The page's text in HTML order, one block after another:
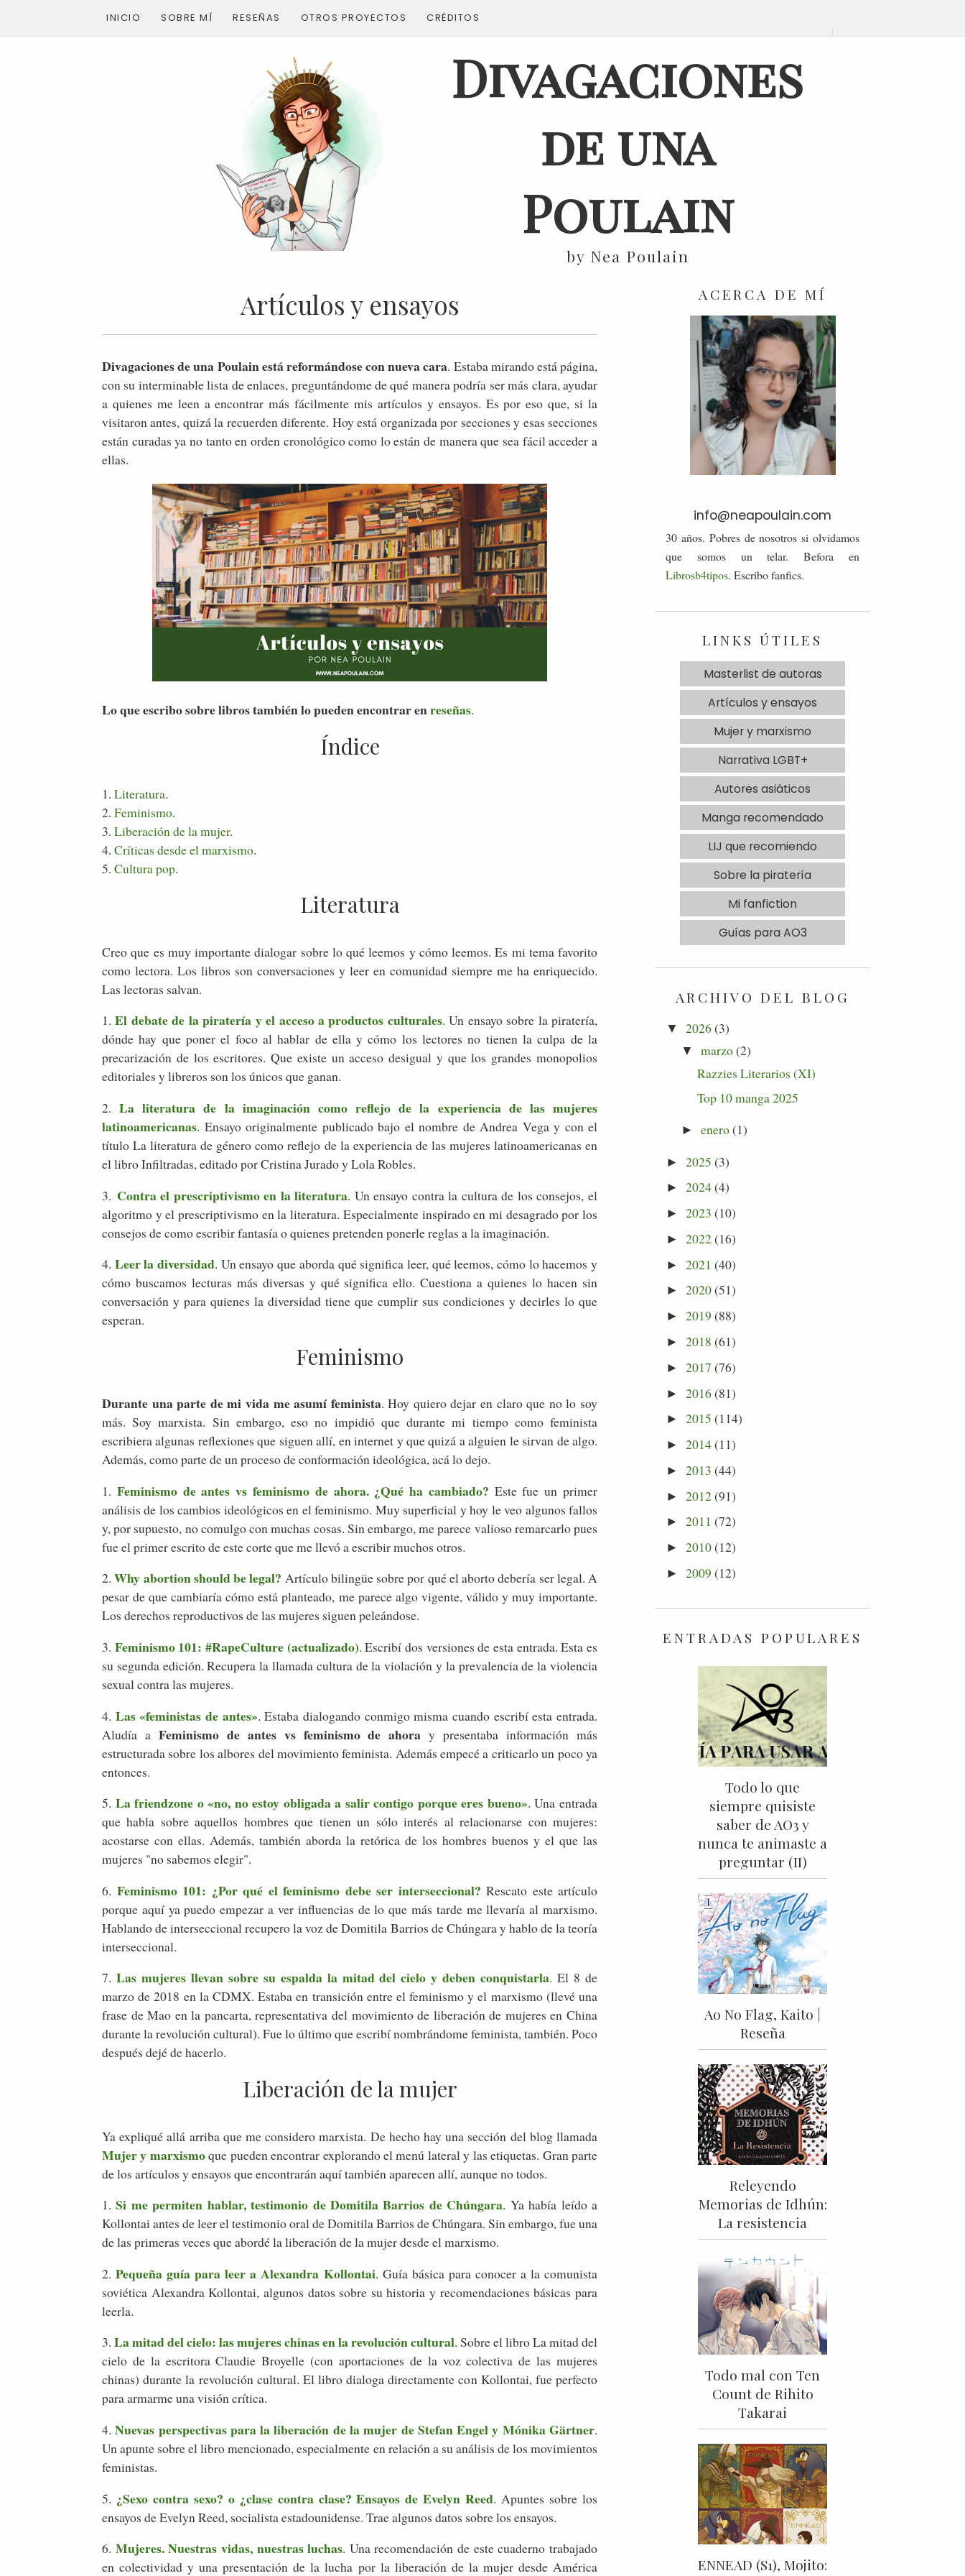
INICIO SOBRE MÍ RESEÑAS OTROS PROYECTOS CRÉDITOS
Divagaciones
de una
Poulain
by Nea Poulain
Artículos y ensayos
Divagaciones de una Poulain está reformándose con nueva cara. Estaba mirando está página,
con su interminable lista de enlaces, preguntándome de qué manera podría ser más clara, ayudar
a quienes me leen a encontrar más fácilmente mis artículos y ensayos. Es por eso que, si la
visitaron antes, quizá la recuerden diferente. Hoy está organizada por secciones y esas secciones
están curadas ya no tanto en orden cronológico como lo están de manera que sea fácil acceder a
ellas.
Lo que escribo sobre libros también lo pueden encontrar enreseñas.
Índice
1. Literatura.
2. Feminismo.
3. Liberación de la mujer.
4. Críticas desde el marxismo.
5. Cultura pop.
Literatura
Creo que es muy importante dialogar sobre lo qué leemos y cómo leemos. Es mi tema favorito
como lectora. Los libros son conversaciones y leer en comunidad siempre me ha enriquecido.
Las lectoras salvan.
1.El debate de la piratería y el acceso a productos culturales. Un ensayo sobre la piratería,
dónde hay que poner el foco al hablar de ella y cómo los lectores no tienen la culpa de la
precarización de los escritores. Que existe un acceso desigual y que los grandes monopolios
editoriales y libreros son los únicos que ganan.
2. La literatura de la imaginación como reflejo de la experiencia de las mujeres
latinoamericanas. Ensayo originalmente publicado bajo el nombre de Andrea Vega y con el
título La literatura de género como reflejo de la experiencia de las mujeres latinoamericanas en
el libro Infiltradas, editado por Cristina Jurado y Lola Robles.
3. Contra el prescriptivismo en la literatura. Un ensayo contra la cultura de los consejos, el
algoritmo y el prescriptivismo en la literatura. Especialmente inspirado en mi desagrado por los
consejos de como escribir fantasía o quienes pretenden ponerle reglas a la imaginación.
4. Leer la diversidad. Un ensayo que aborda qué significa leer, qué leemos, cómo lo hacemos y
cómo buscamos lecturas más diversas y qué significa ello. Cuestiona a quienes lo hacen sin
conversación y para quienes la diversidad tiene que cumplir sus condiciones y decirles lo que
esperan.
Feminismo
Durante una parte de mi vida me asumí feminista. Hoy quiero dejar en claro que no lo soy
más. Soy marxista. Sin embargo, eso no impidió que durante mi tiempo como feminista
escribiera algunas reflexiones que siguen allí, en internet y que quizá a alguien le sirvan de algo.
Además, como parte de un proceso de conformación ideológica, acá lo dejo.
1. Feminismo de antes vs feminismo de ahora. ¿Qué ha cambiado? Este fue un primer
análisis de los cambios ideológicos en el feminismo. Muy superficial y hoy le veo algunos fallos
y, por supuesto, no comulgo con muchas cosas. Sin embargo, me parece valioso remarcarlo pues
fue el primer escrito de este corte que me llevó a escribir muchos otros.
2.Why abortion should be legal? Artículo bilingüe sobre por qué el aborto debería ser legal. A
pesar de que cambiaría cómo está planteado, me parece algo vigente, válido y muy importante.
Los derechos reproductivos de las mujeres siguen peleándose.
3. Feminismo 101: #RapeCulture (actualizado). Escribí dos versiones de esta entrada. Esta es
su segunda edición. Recupera la llamada cultura de la violación y la prevalencia de la violencia
sexual contra las mujeres.
4. Las «feministas de antes». Estaba dialogando conmigo misma cuando escribí esta entrada.
Aludía a Feminismo de antes vs feminismo de ahora y presentaba información más
estructurada sobre los albores del movimiento feminista. Además empecé a criticarlo un poco ya
entonces.
5. La friendzone o «no, no estoy obligada a salir contigo porque eres bueno». Una entrada
que habla sobre aquellos hombres que tienen un sólo interés al relacionarse con mujeres:
acostarse con ellas. Además, también aborda la retórica de los hombres buenos y el que las
mujeres "no sabemos elegir".
6. Feminismo 101: ¿Por qué el feminismo debe ser interseccional? Rescato este artículo
porque aquí ya puedo empezar a ver influencias de lo que más tarde me llevaría al marxismo.
Hablando de interseccional recupero la voz de Domitila Barrios de Chúngara y hablo de la teoría
interseccional.
7. Las mujeres llevan sobre su espalda la mitad del cielo y deben conquistarla. El 8 de
marzo de 2018 en la CDMX. Estaba en transición entre el feminismo y el marxismo (llevé una
frase de Mao en la pancarta, representativa del movimiento de liberación de mujeres en China
durante la revolución cultural). Fue lo último que escribí nombrándome feminista, también. Poco
después dejé de hacerlo.
Liberación de la mujer
Ya expliqué allá arriba que me considero marxista. De hecho hay una sección del blog llamada
Mujer y marxismoque pueden encontrar explorando el menú lateral y las etiquetas. Gran parte
de los artículos y ensayos que encontrarán aquí también aparecen allí, aunque no todos.
1.Si me permiten hablar, testimonio de Domitila Barrios de Chúngara. Ya había leído a
Kollontai antes de leer el testimonio oral de Domitila Barrios de Chúngara. Sin embargo, fue una
de las primeras veces que abordé la liberación de la mujer desde el marxismo.
2.Pequeña guía para leer a Alexandra Kollontai. Guía básica para conocer a la comunista
soviética Alexandra Kollontai, algunos datos sobre su historia y recomendaciones básicas para
leerla.
3. La mitad del cielo: las mujeres chinas en la revolución cultural. Sobre el libro La mitad del
cielo de la escritora Claudie Broyelle (con aportaciones de la voz colectiva de las mujeres
chinas) durante la revolución cultural. El libro dialoga directamente con Kollontai, fue perfecto
para armarme una visión crítica.
4.Nuevas perspectivas para la liberación de la mujer de Stefan Engel y Mónika Gärtner.
Un apunte sobre el libro mencionado, especialmente en relación a su análisis de los movimientos
feministas.
5. ¿Sexo contra sexo? o ¿clase contra clase? Ensayos de Evelyn Reed. Apuntes sobre los
ensayos de Evelyn Reed, socialista estadounidense. Trae algunos datos sobre los ensayos.
6. Mujeres. Nuestras vidas, nuestras luchas. Una recomendación de este cuaderno trabajado
en colectividad y una presentación de la lucha por la liberación de la mujer desde América
ACERCA DE MÍ
info@neapoulain.com
30 años. Pobres de nosotros si olvidamos
que somos un telar. Befora en
Librosb4tipos. Escribo fanfics.
LINKS ÚTILES
Masterlist de autoras
Artículos y ensayos
Mujer y marxismo
Narrativa LGBT+
Autores asiáticos
Manga recomendado
LIJ que recomiendo
Sobre la piratería
Mi fanfiction
Guías para AO3
ARCHIVO DEL BLOG
▼ 2026(3)
▼ marzo(2)
Razzies Literarios (XI)
Top 10 manga 2025
►enero(1)
► 2025 (3)
► 2024(4)
► 2023 (10)
► 2022(16)
► 2021 (40)
► 2020(51)
► 2019 (88)
► 2018 (61)
► 2017 (76)
► 2016(81)
► 2015 (114)
► 2014(11)
► 2013 (44)
► 2012(91)
► 2011 (72)
► 2010(12)
► 2009 (12)
ENTRADAS POPULARES
Todo lo que
siempre quisiste
saber de AO3 y
nunca te animaste a
preguntar (II)
Ao No Flag, Kaito |
Reseña
Releyendo
Memorias de Idhún:
La resistencia
Todo mal con Ten
Count de Rihito
Takarai
ENNEAD (S1), Mojito: